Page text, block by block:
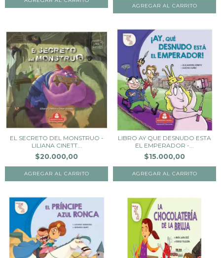
EL SECRETO DEL MONSTRUO -
LILIANA CINETT...
$20.000,00
LIBRO AY QUE DESNUDO ESTA
EL EMPERADOR -...
$15.000,00